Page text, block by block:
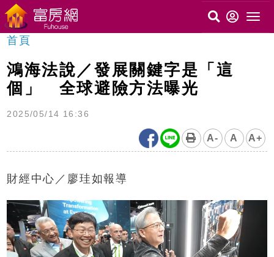
首頁
鴻海法說／發展關鍵字是「這
個」 全球避險方法曝光
2025/05/14 16:36
A- A A+
財經中心／廖珪如報導